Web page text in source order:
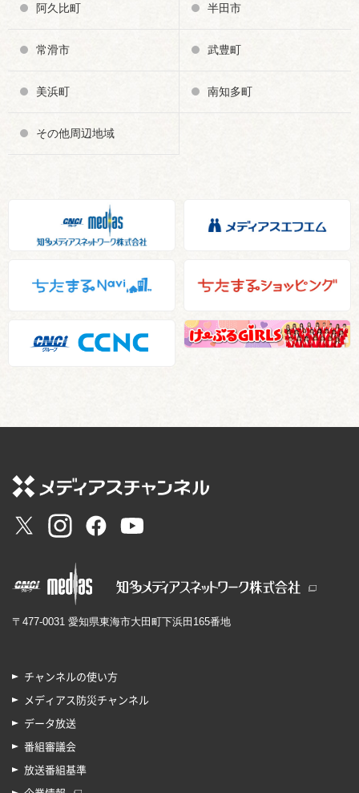
阿久比町 半田市
常滑市 武豊町
美浜町 南知多町
その他周辺地域
〒477-0031 愛知県東海市大田町下浜田165番地
チャンネルの使い方
メディアス防災チャンネル
データ放送
番組審議会
放送番組基準